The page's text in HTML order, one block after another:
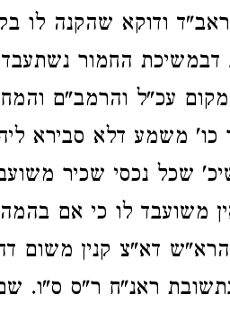
ודוקא שהקנה לו
דבמשיכת החמור
עכ"ל והרמב"ם
משמע דלא סבירא ליה
שכל נכסי שכיר
משועבד לו כי אם בהמה
דא"צ קנין משום
ראנ"ח ר"ס ס"ו.